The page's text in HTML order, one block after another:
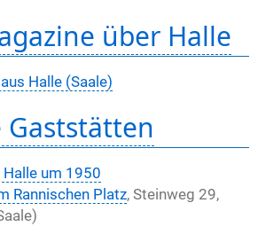
über Halle
Halle (Saale)
Gaststätten
um 1950
Rannischen Platz, Steinweg 29,